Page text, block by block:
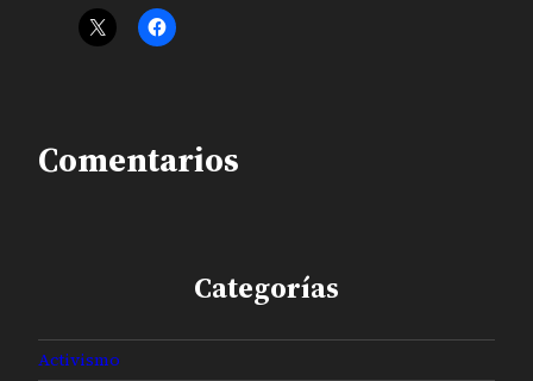
Comentarios
Categorías
Activismo